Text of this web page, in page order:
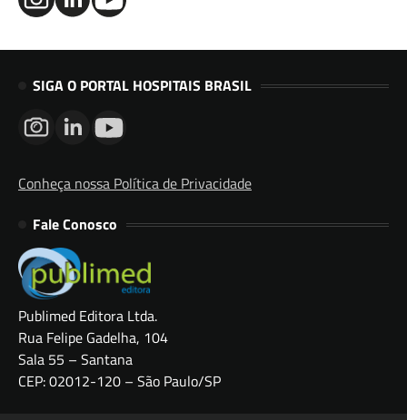
SIGA O PORTAL HOSPITAIS BRASIL
Conheça nossa Política de Privacidade
Fale Conosco
Publimed Editora Ltda.
Rua Felipe Gadelha, 104
Sala 55 – Santana
CEP: 02012-120 – São Paulo/SP